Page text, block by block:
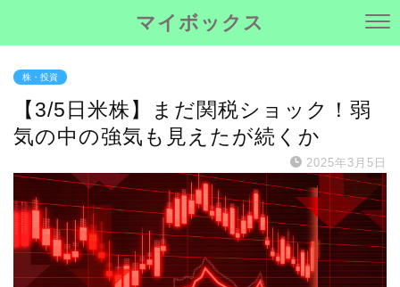
マイボックス
株・投資
【3/5日米株】まだ関税ショック！弱
気の中の強気も見えたが続くか
2025年3月5日